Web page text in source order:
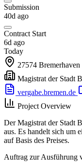
Submission
40d ago
Contract Start
6d ago
Today
27574 Bremerhaven
Magistrat der Stadt
vergabe.bremen.de
Project Overview
Der Magistrat der Stadt
aus. Es handelt sich um
auf Basis des Preises.
Auftrag zur Ausführung